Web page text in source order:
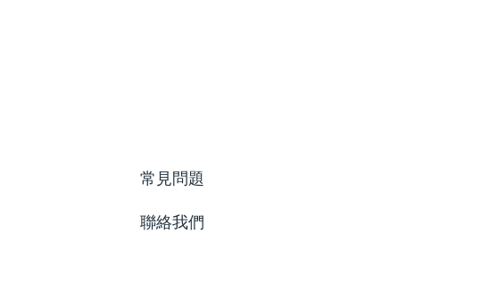
常見問題
聯絡我們